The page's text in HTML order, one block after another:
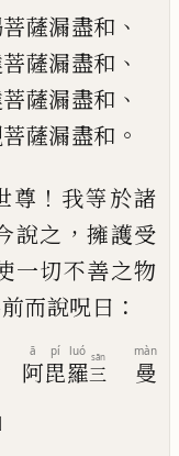
薩漏盡和 、
薩漏盡和 、
薩漏盡和 、
薩漏盡和 。
尊 ！ 我等於諸
說之 ， 擁護受
一切不善之物
而說呪曰 ：
阿
ā
毘
pí
羅
luó
三
sān
曼
màn